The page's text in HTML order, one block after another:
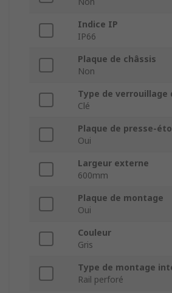
Indice IP
IP66
Plaque de châssis
Non
Type de verrouillage
Clé
Plaque de presse-
Oui
Largeur externe
600mm
Plaque de montage
Oui
Couleur
Gris
Type de montage
Rail perforé